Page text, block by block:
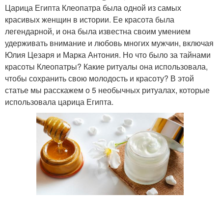
Царица Египта Клеопатра была одной из самых
красивых женщин в истории. Ее красота была
легендарной, и она была известна своим умением
удерживать внимание и любовь многих мужчин, включая
Юлия Цезаря и Марка Антония. Но что было за тайнами
красоты Клеопатры? Какие ритуалы она использовала,
чтобы сохранить свою молодость и красоту? В этой
статье мы расскажем о 5 необычных ритуалах, которые
использовала царица Египта.